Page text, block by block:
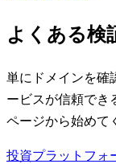
よくある検
単にドメインを確
ービスが信頼でき
ページから始めて
投資プラットフォ